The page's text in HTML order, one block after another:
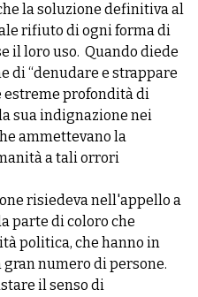
la soluzione definitiva al
rifiuto di ogni forma di
il loro uso. Quando diede
di “denudare e strappare
estreme profondità di
sua indignazione nei
ammettevano la
a tali orrori
risiedeva nell'appello a
parte di coloro che
politica, che hanno in
numero di persone.
il senso di